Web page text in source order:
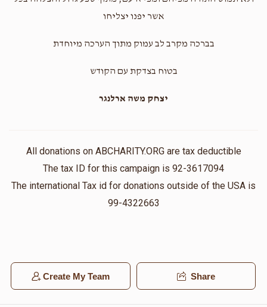
אשר יפנו יצליחו
בברכה מקרב לב עמוק מתוך הערכה מיוחדת
בטוח בצדקת עם הקודש
יצחק משה ארלנגר
All donations on ABCHARITY.ORG are tax deductible
The tax ID for this campaign is 92-3617094
The international Tax id for donations outside of the USA is
99-4322663
Create My Team Share